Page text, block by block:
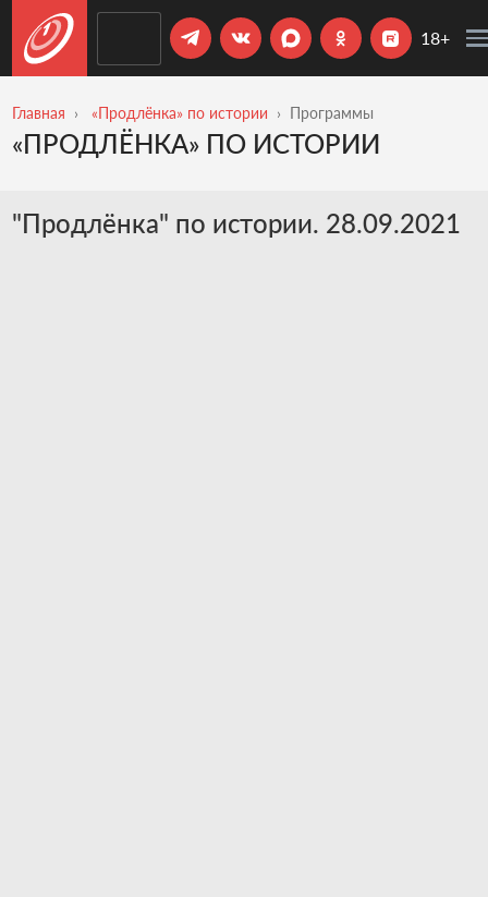
18+
Главная «Продлёнка» по истории Программы
«ПРОДЛЁНКА» ПО ИСТОРИИ
"Продлёнка" по истории. 28.09.2021